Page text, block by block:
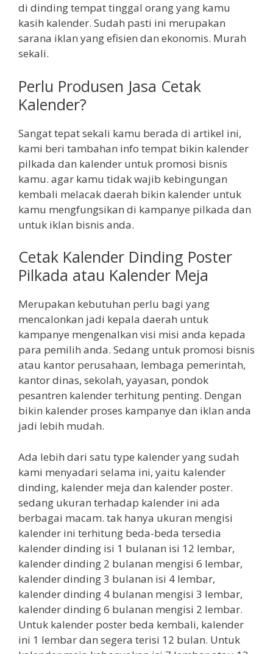
di dinding tempat tinggal orang yang kamu
kasih kalender. Sudah pasti ini merupakan
sarana iklan yang efisien dan ekonomis. Murah
sekali.
Perlu Produsen Jasa Cetak
Kalender?
Sangat tepat sekali kamu berada di artikel ini,
kami beri tambahan info tempat bikin kalender
pilkada dan kalender untuk promosi bisnis
kamu. agar kamu tidak wajib kebingungan
kembali melacak daerah bikin kalender untuk
kamu mengfungsikan di kampanye pilkada dan
untuk iklan bisnis anda.
Cetak Kalender Dinding Poster
Pilkada atau Kalender Meja
Merupakan kebutuhan perlu bagi yang
mencalonkan jadi kepala daerah untuk
kampanye mengenalkan visi misi anda kepada
para pemilih anda. Sedang untuk promosi bisnis
atau kantor perusahaan, lembaga pemerintah,
kantor dinas, sekolah, yayasan, pondok
pesantren kalender terhitung penting. Dengan
bikin kalender proses kampanye dan iklan anda
jadi lebih mudah.
Ada lebih dari satu type kalender yang sudah
kami menyadari selama ini, yaitu kalender
dinding, kalender meja dan kalender poster.
sedang ukuran terhadap kalender ini ada
berbagai macam. tak hanya ukuran mengisi
kalender ini terhitung beda-beda tersedia
kalender dinding isi 1 bulanan isi 12 lembar,
kalender dinding 2 bulanan mengisi 6 lembar,
kalender dinding 3 bulanan isi 4 lembar,
kalender dinding 4 bulanan mengisi 3 lembar,
kalender dinding 6 bulanan mengisi 2 lembar.
Untuk kalender poster beda kembali, kalender
ini 1 lembar dan segera terisi 12 bulan. Untuk